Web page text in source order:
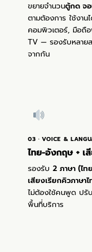
ขยายจำนวนตู้กด จอ
ตามต้องการ ใช้งา
คอมพิวเตอร์, มือถื
TV — รองรับหลาย
จากกัน
03 · VOICE &
ไทย-อังกฤษ + เ
รองรับ 2 ภาษา (ไ
เสียงเรียกคิวภาษา
ไม่ต้องใช้คนพูด ปรับ
พื้นที่บริการ